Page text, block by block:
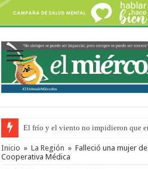
El frío y el viento no impidieron que
Inicio » La Región » Falleció una mujer
Cooperativa Médica